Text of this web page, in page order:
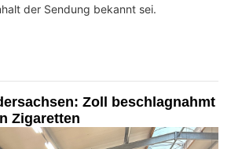
der Sendung bekannt sei.
Zoll beschlagnahmt
Zigaretten